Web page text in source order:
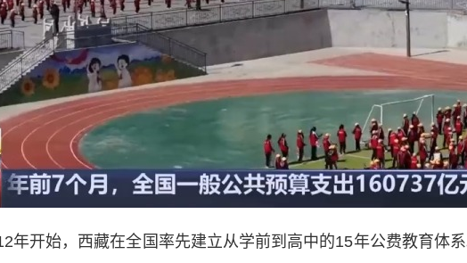
开始，西藏在全国率先建立从学前到高中的15年公费教育体系